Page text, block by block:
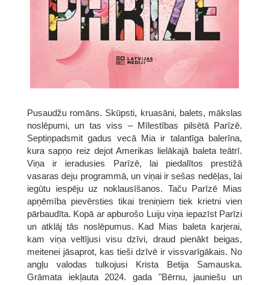
Pusaudžu romāns. Skūpsti, kruasāni, balets, mākslas
noslēpumi, un tas viss – Mīlestības pilsētā Parīzē.
Septiņpadsmit gadus vecā Mia ir talantīga balerīna,
kura sapņo reiz dejot Amerikas lielākajā baleta teātrī.
Viņa ir ieradusies Parīzē, lai piedalītos prestižā
vasaras deju programmā, un viņai ir sešas nedēļas, lai
iegūtu iespēju uz noklausīšanos. Taču Parīzē Mias
apņēmība pievērsties tikai treniņiem tiek krietni vien
pārbaudīta. Kopā ar apburošo Luiju viņa iepazīst Parīzi
un atklāj tās noslēpumus. Kad Mias baleta karjerai,
kam viņa veltījusi visu dzīvi, draud pienākt beigas,
meitenei jāsaprot, kas tieši dzīvē ir vissvarīgākais. No
angļu valodas tulkojusi Krista Betija Samauska.
Grāmata iekļauta 2024. gada "Bērnu, jauniešu un